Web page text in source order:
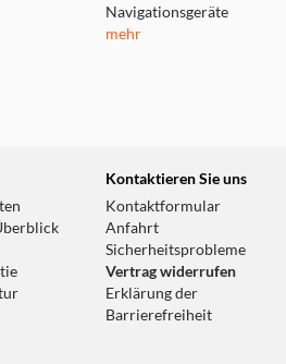
Navigationsgeräte
mehr
Kontaktieren Sie uns
Kontaktformular
Anfahrt
Sicherheitsprobleme
Vertrag widerrufen
Erklärung der
Barrierefreiheit